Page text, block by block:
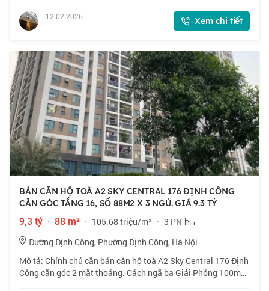
Phố Định Công Vị trí đắc
12-02-2026 Xem chi tiết
BÁN CĂN HỘ TOÀ A2 SKY CENTRAL 176 ĐỊNH CÔNG
CĂN GÓC TẦNG 16, SỔ 88M2 X 3 NGỦ. GIÁ 9.3 TỶ
9,3 tỷ · 88 m² · 105.68 triệu/m² · 3 PN
Đường Định Công, Phường Định Công, Hà Nội
Mô tả: Chính chủ cần bán căn hộ toà A2 Sky Central 176 Định
Công căn góc 2 mặt thoáng. Cách ngã ba Giải Phóng 100m